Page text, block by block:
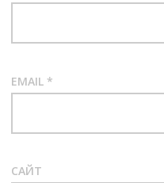
EMAIL *
САЙТ